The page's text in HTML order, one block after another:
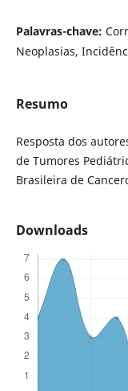
Palavras-chave:
Neoplasias,
Resumo
Resposta dos
de Tumores
Brasileira de
Downloads